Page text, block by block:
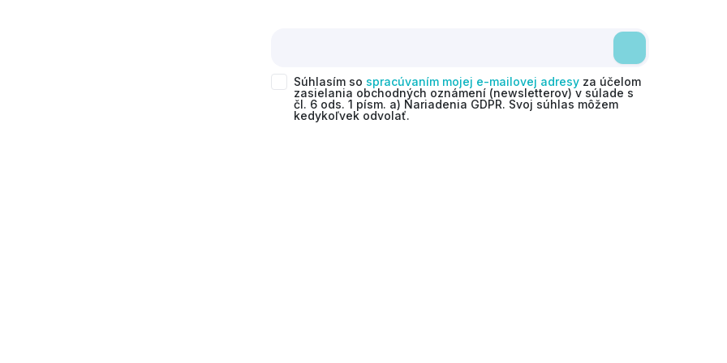
Súhlasím so spracúvaním mojej e-mailovej adresy za účelom
zasielania obchodných oznámení (newsletterov) v súlade s
čl. 6 ods. 1 písm. a) Nariadenia GDPR. Svoj súhlas môžem
kedykoľvek odvolať.